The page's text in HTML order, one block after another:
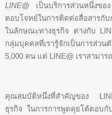
LINE@ เป็นบริการส่วนหนึ่งขอ
ตอบโจทย์ในการติดต่อสื่อสารกั
ในลักษณะทางธุรกิจ ต่างกับ
กลุ่มบุคคลที่เรารู้จักเป็นการส่วน
5,000 คน แต่ LINE@ เราสามา
คุณสมบัติหนึ่งที่สำคัญของ
ธุรกิจ ในการการพูดคุยโต้ตอบ